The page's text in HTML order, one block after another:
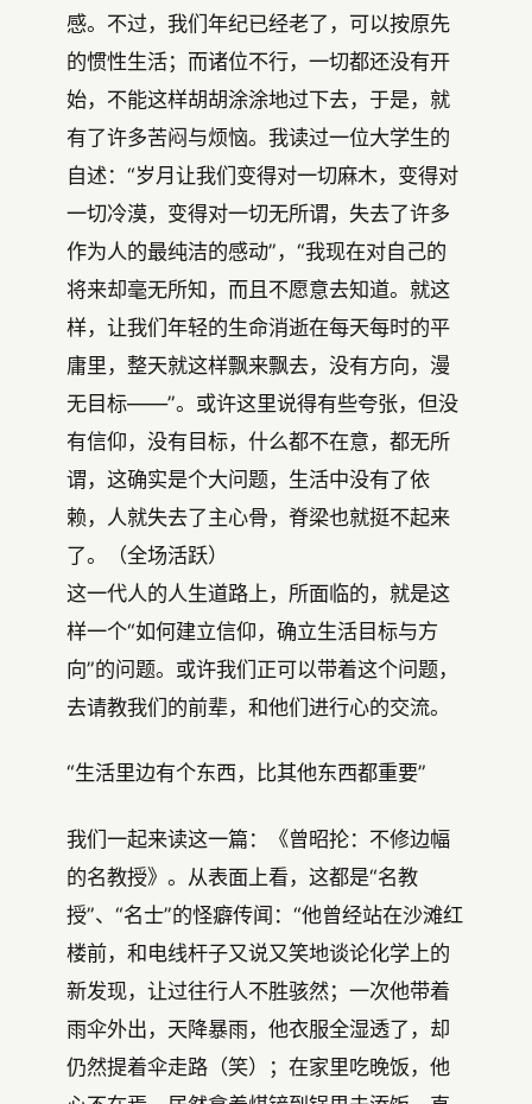
感。不过，我们年纪已经老了，可以按原先
的惯性生活；而诸位不行，一切都还没有开
始，不能这样胡胡涂涂地过下去，于是，就
有了许多苦闷与烦恼。我读过一位大学生的
自述：“岁月让我们变得对一切麻木，变得对
一切冷漠，变得对一切无所谓，失去了许多
作为人的最纯洁的感动”，“我现在对自己的
将来却毫无所知，而且不愿意去知道。就这
样，让我们年轻的生命消逝在每天每时的平
庸里，整天就这样飘来飘去，没有方向，漫
无目标——”。或许这里说得有些夸张，但没
有信仰，没有目标，什么都不在意，都无所
谓，这确实是个大问题，生活中没有了依
赖，人就失去了主心骨，脊梁也就挺不起来
了。（全场活跃）
这一代人的人生道路上，所面临的，就是这
样一个“如何建立信仰，确立生活目标与方
向”的问题。或许我们正可以带着这个问题，
去请教我们的前辈，和他们进行心的交流。
“生活里边有个东西，比其他东西都重要”
我们一起来读这一篇：《曾昭抡：不修边幅
的名教授》。从表面上看，这都是“名教
授”、“名士”的怪癖传闻：“他曾经站在沙滩红
楼前，和电线杆子又说又笑地谈论化学上的
新发现，让过往行人不胜骇然；一次他带着
雨伞外出，天降暴雨，他衣服全湿透了，却
仍然提着伞走路（笑）；在家里吃晚饭，他